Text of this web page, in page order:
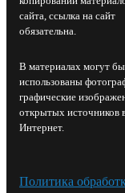
сайта, ссылка на сайт
обязательна.
В материалах могут
использованы
графические
открытых источников
Интернет.
Политика